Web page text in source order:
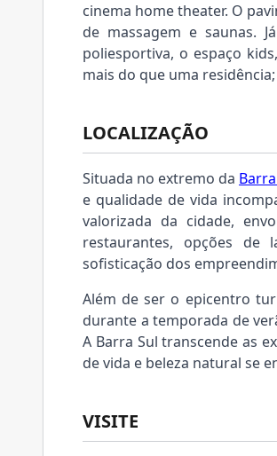
cinema home theater. O
de massagem e saunas.
poliesportiva, o espaço
mais do que uma
LOCALIZAÇÃO
Situada no extremo da
e qualidade de vida
valorizada da cidade,
restaurantes, opções de
sofisticação dos
Além de ser o epicentro
durante a temporada de
A Barra Sul transcende as
de vida e beleza natural se
VISITE